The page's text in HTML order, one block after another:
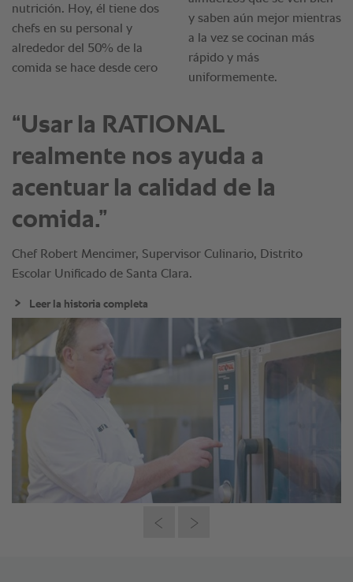
“Usar la RATIONAL
realmente nos ayuda a
acentuar la calidad de la
comida.”
Chef Robert Mencimer, Supervisor Culinario, Distrito
Escolar Unificado de Santa Clara.
Leer la historia completa